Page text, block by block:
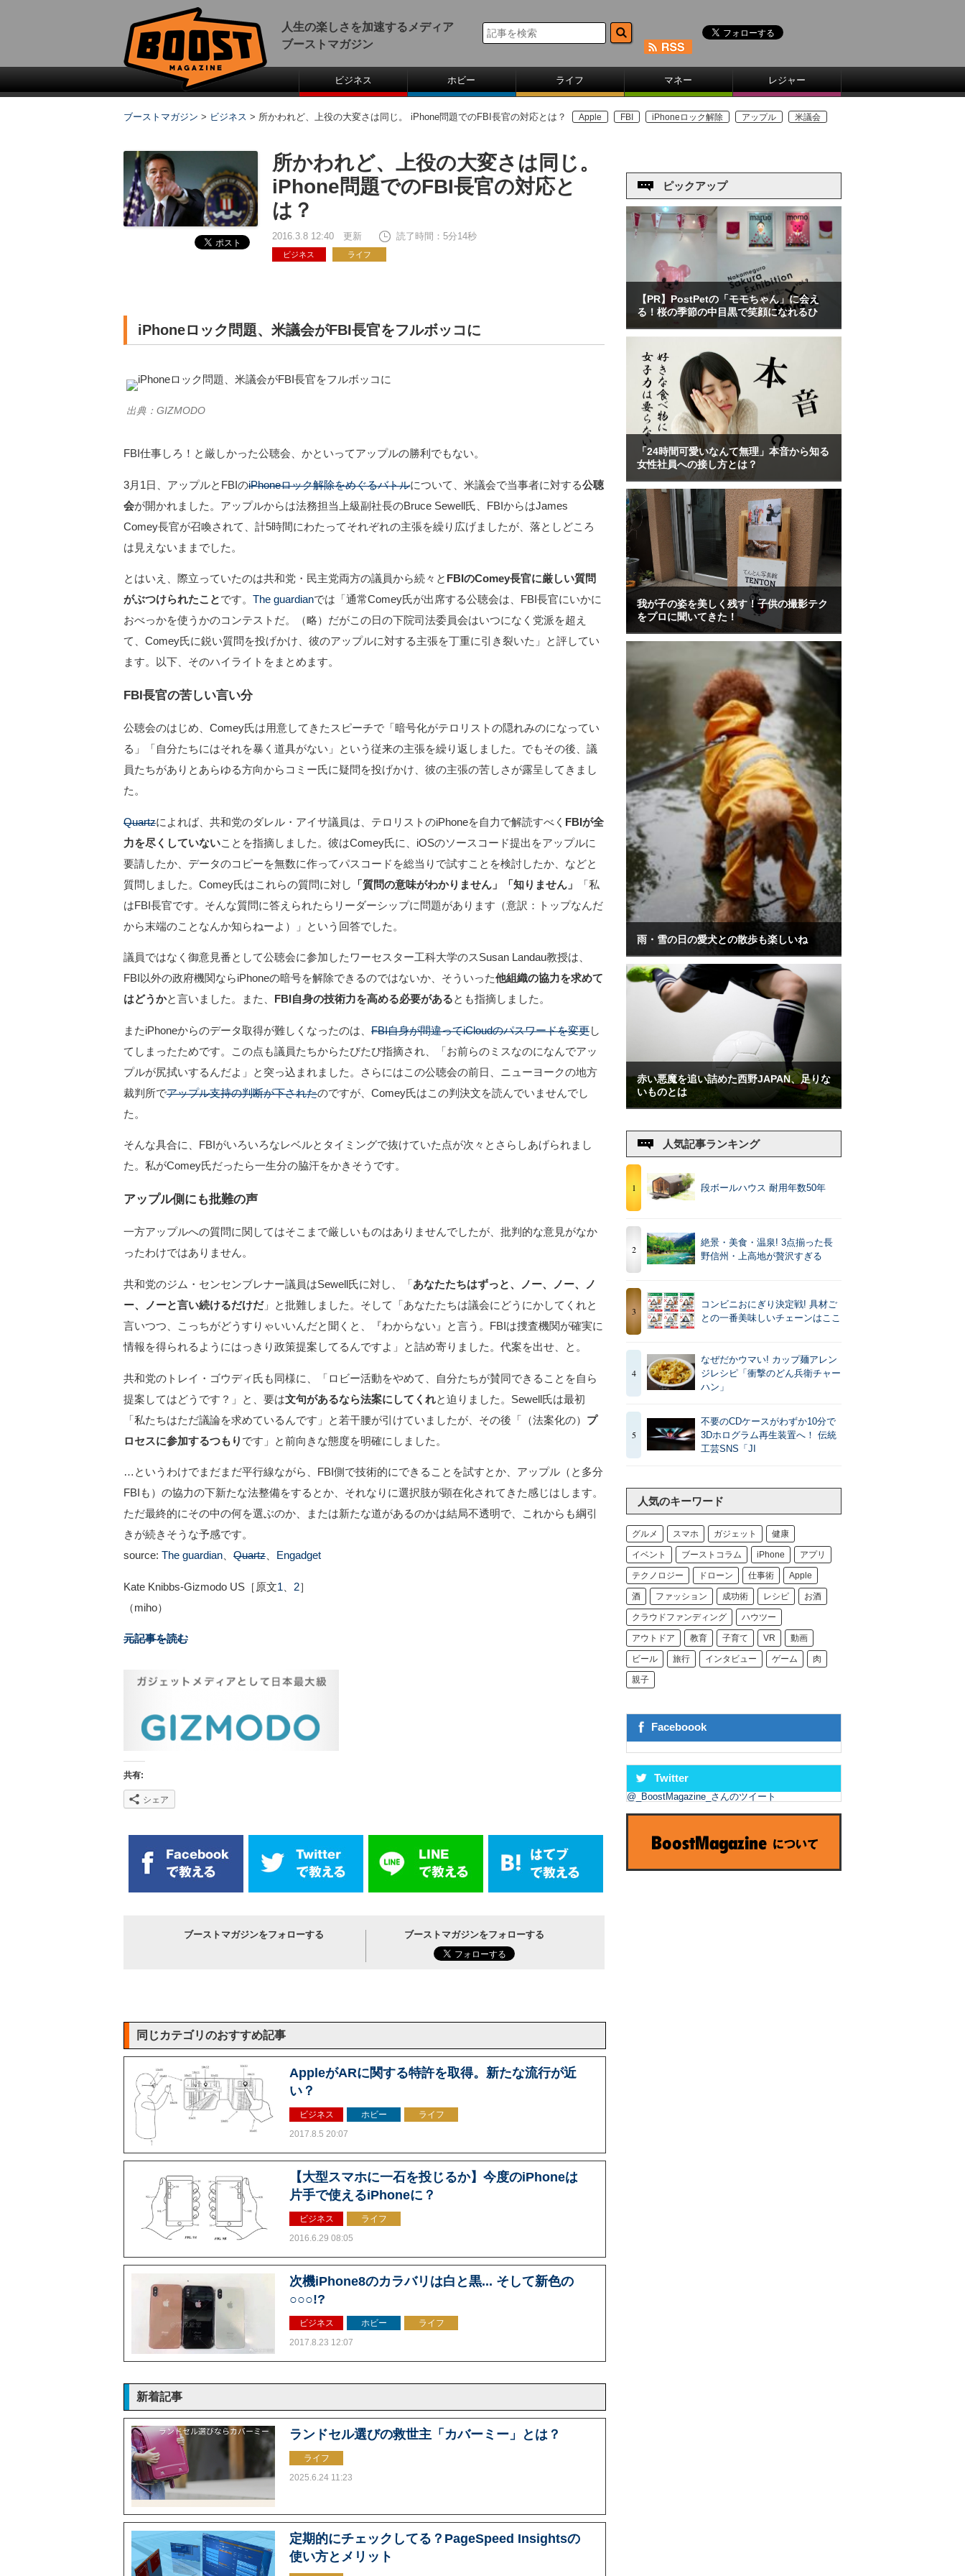
人生の楽しさを加速するメディア
ブーストマガジン
ビジネス ホビー ライフ マネー レジャー
ブーストマガジン > ビジネス > 所かわれど、上役の大変さは同じ。 iPhone問題でのFBI長官の対応とは？ Apple FBI iPhoneロック解除 アップル 米議会
所かわれど、上役の大変さは同じ。
iPhone問題でのFBI長官の対応と
は？
2016.3.8 12:40 更新 読了時間：5分14秒
ビジネス ライフ
iPhoneロック問題、米議会がFBI長官をフルボッコに
出典：GIZMODO
FBI仕事しろ！と厳しかった公聴会、かといってアップルの勝利でもない。
3月1日、アップルとFBIのiPhoneロック解除をめぐるバトルについて、米議会で当事者に対する公聴
会が開かれました。アップルからは法務担当上級副社長のBruce Sewell氏、FBIからはJames
Comey長官が召喚されて、計5時間にわたってそれぞれの主張を繰り広げましたが、落としどころ
は見えないままでした。
とはいえ、際立っていたのは共和党・民主党両方の議員から続々と FBIのComey長官に厳しい質問
がぶつけられたことです。 The guardianでは「通常Comey氏が出席する公聴会は、FBI長官にいかに
おべっかを使うかのコンテストだ。（略）だがこの日の下院司法委員会はいつになく党派を超え
て、Comey氏に鋭い質問を投げかけ、彼のアップルに対する主張を丁重に引き裂いた」と評してい
ます。以下、そのハイライトをまとめます。
FBI長官の苦しい言い分
公聴会のはじめ、Comey氏は用意してきたスピーチで「暗号化がテロリストの隠れみのになってい
る」「自分たちにはそれを暴く道具がない」という従来の主張を繰り返しました。でもその後、議
員たちがありとあらゆる方向からコミー氏に疑問を投げかけ、彼の主張の苦しさが露呈してきまし
た。
Quartzによれば、共和党のダレル・アイサ議員は、テロリストのiPhoneを自力で解読すべく FBIが全
力を尽くしていないことを指摘しました。彼はComey氏に、iOSのソースコード提出をアップルに
要請したか、データのコピーを無数に作ってパスコードを総当りで試すことを検討したか、などと
質問しました。Comey氏はこれらの質問に対し
「質問の意味がわかりません」「知りません」
「私
はFBI長官です。そんな質問に答えられたらリーダーシップに問題があります（意訳：トップなんだ
から末端のことなんか知らねーよ）」という回答でした。
議員ではなく御意見番として公聴会に参加したワーセスター工科大学のスSusan Landau教授は、
FBI以外の政府機関ならiPhoneの暗号を解除できるのではないか、そういった他組織の協力を求めて
はどうかと言いました。また、 FBI自身の技術力を高める必要があるとも指摘しました。
またiPhoneからのデータ取得が難しくなったのは、 FBI自身が間違ってiCloudのパスワードを変更し
てしまったためです。この点も議員たちからたびたび指摘され、「お前らのミスなのになんでアッ
プルが尻拭いするんだよ」と突っ込まれました。さらにはこの公聴会の前日、ニューヨークの地方
裁判所でアップル支持の判断が下されたのですが、Comey氏はこの判決文を読んでいませんでし
た。
そんな具合に、FBIがいろいろなレベルとタイミングで抜けていた点が次々とさらしあげられまし
た。私がComey氏だったら一生分の脇汗をかきそうです。
アップル側にも批難の声
一方アップルへの質問に関してはそこまで厳しいものはありませんでしたが、批判的な意見がなか
ったわけではありません。
共和党のジム・センセンブレナー議員はSewell氏に対し、「 あなたたちはずっと、ノー、ノー、ノ
ー、ノーと言い続けるだけだ」と批難しました。そして「あなたたちは議会にどうにかしてくれと
言いつつ、こっちがどうすりゃいいんだと聞くと、『わからない』と言う。FBIは捜査機関が確実に
情報を得られるようにはっきり政策提案してるんですよ」と詰め寄りました。代案を出せ、と。
共和党のトレイ・ゴウディ氏も同様に、「ロビー活動をやめて、自分たちが賛同できることを自ら
提案してはどうです？」と、要は文句があるなら法案にしてくれと迫りました。Sewell氏は最初
「私たちはただ議論を求めているんです」と若干腰が引けていましたが、その後「（法案化の） プ
ロセスに参加するつもり です」と前向きな態度を明確にしました。
…というわけでまだまだ平行線ながら、FBI側で技術的にできることを試すとか、アップル（と多分
FBIも）の協力の下新たな法整備をするとか、それなりに選択肢が顕在化されてきた感じはします。
ただ最終的にその中の何を選ぶのか、または新たな道があるのかは結局不透明で、これからも綱引
きが続きそうな予感です。
source: The guardian Quartz Engadget
Kate Knibbs-Gizmodo US［原文1 2］
（miho）
元記事を読む
共有:
シェア
ブーストマガジンをフォローする ブーストマガジンをフォローする
同じカテゴリのおすすめ記事
AppleがARに関する特許を取得。新たな流行が近
い？
ビジネス ホビー
ライフ
2017.8.5 20:07
【大型スマホに一石を投じるか】今度のiPhoneは
片手で使えるiPhoneに？
ビジネス
ライフ
2016.6.29 08:05
次機iPhone8のカラバリは白と黒... そして新色の
○○○!?
ビジネス ホビー
ライフ
2017.8.23 12:07
新着記事
ランドセル選びの救世主「カバーミー」とは？
ライフ
2025.6.24 11:23
定期的にチェックしてる？PageSpeed Insightsの
使い方とメリット
ピックアップ
【PR】PostPetの「モモちゃん」に会え
る！桜の季節の中目黒で笑顔になれるひ
「24時間可愛いなんて無理」本音から知る
女性社員への接し方とは？
我が子の姿を美しく残す！子供の撮影テク
をプロに聞いてきた！
雨・雪の日の愛犬との散歩も楽しいね
赤い悪魔を追い詰めた西野JAPAN、足りな
いものとは
人気記事ランキング
1 段ボールハウス 耐用年数50年
2
絶景・美食・温泉! 3点揃った長
野信州・上高地が贅沢すぎる
3
コンビニおにぎり決定戦! 具材ご
との一番美味しいチェーンはここ
4
なぜだかウマい! カップ麺アレン
ジレシピ「衝撃のどん兵衛チャー
ハン」
5
不要のCDケースがわずか10分で
3Dホログラム再生装置へ！ 伝統
工芸SNS「JI
人気のキーワード
グルメ スマホ ガジェット 健康
イベント ブーストコラム iPhone アプリ
テクノロジー ドローン 仕事術 Apple
酒 ファッション 成功術 レシピ お酒
クラウドファンディング ハウツー
アウトドア 教育 子育て VR 動画
ビール 旅行 インタビュー ゲーム 肉
親子
Faceboook
Twitter
@_BoostMagazine_さんのツイート